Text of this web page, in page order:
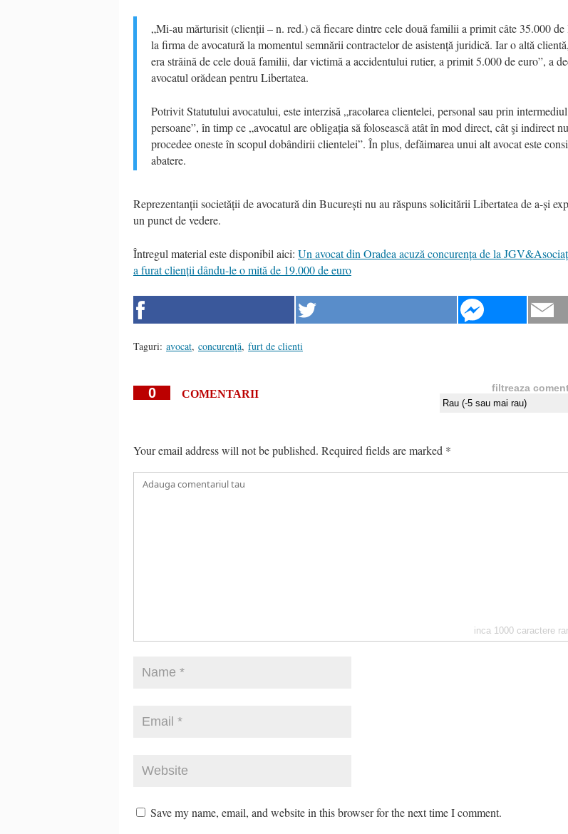
„Mi-au mărturisit (clienții – n. red.) că fiecare dintre cele două familii a primit câte 35.000 de
la firma de avocatură la momentul semnării contractelor de asistență juridică. Iar o altă
era străină de cele două familii, dar victimă a accidentului rutier, a primit 5.000 de euro”, a
avocatul orădean pentru Libertatea.
Potrivit Statutului avocatului, este interzisă „racolarea clientelei, personal sau prin
persoane”, în timp ce „avocatul are obligația să folosească atât în mod direct, cât şi indirect
procedee oneste în scopul dobândirii clientelei”. În plus, defăimarea unui alt avocat este
abatere.
Reprezentanții societății de avocatură din București nu au răspuns solicitării Libertatea de a-și
un punct de vedere.
Întregul material este disponibil aici: Un avocat din Oradea acuză concurența de la
a furat clienții dându-le o mită de 19.000 de euro
Taguri: avocat, concurenţă, furt de clienti
0 COMENTARII filtreaza
Your email address will not be published. Required fields are marked *
inca 1000 caractere
Save my name, email, and website in this browser for the next time I comment.